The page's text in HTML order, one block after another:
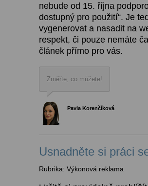
nebude od 15. října
dostupný pro použití“. Je
vygenerovat a nasadit na
respekt, či pouze nemáte
článek přímo pro vás.
Změřte, co můžete!
Pavla Korenčíková
Usnadněte si práci
Rubrika: Výkonová reklama